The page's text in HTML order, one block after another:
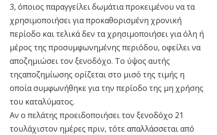
3, όποιος παραγγείλει δωµάτια προκειµένου να τα
χρησιµοποιήσει για προκαθορισµένη χρονική
περίοδο και τελικά δεν τα χρησιµοποιήσει για όλη ή
µέρος της προσυµφωνηµένης περιόδου, οφείλει να
αποζηµιώσει τον ξενοδόχο. Το ύψος αυτής
τηςαποζηµίωσης ορίζεται στο µισό της τιµής η
οποία συµφωνήθηκε για την περίοδο της µη χρήσης
του καταλύµατος.
Aν ο πελάτης προειδοποιήσει τον ξενοδόχο 21
τουλάχιστον ηµέρες πριν, τότε απαλλάσσεται από